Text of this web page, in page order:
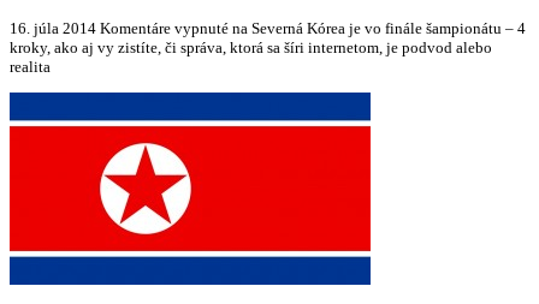
16. júla 2014 Komentáre vypnuté na Severná Kórea je vo finále šampionátu – 4
kroky, ako aj vy zistíte, či správa, ktorá sa šíri internetom, je podvod alebo
realita